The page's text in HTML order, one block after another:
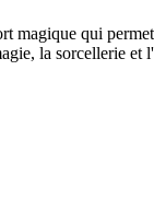
magique qui
la sorcellerie et